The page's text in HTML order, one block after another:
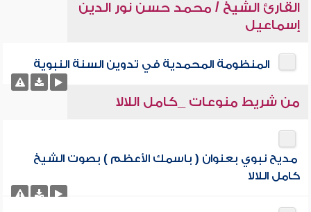
القارئ الشيخ / محمد حسن نور الدين
إسماعيل
المنظومة المحمدية في تدوين السنة النبوية
من شريط منوعات _كامل اللالا
مديح نبوي بعنوان ( باسمك الأعظم ) بصوت الشيخ
كامل اللالا